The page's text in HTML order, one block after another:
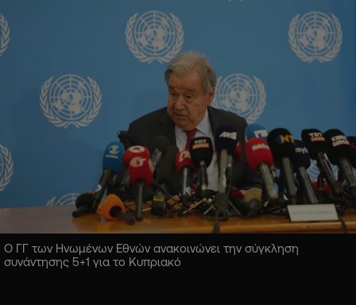
Ο ΓΓ των Ηνωμένων Εθνών ανακοινώνει την σύγκληση
συνάντησης 5+1 για το Κυπριακό